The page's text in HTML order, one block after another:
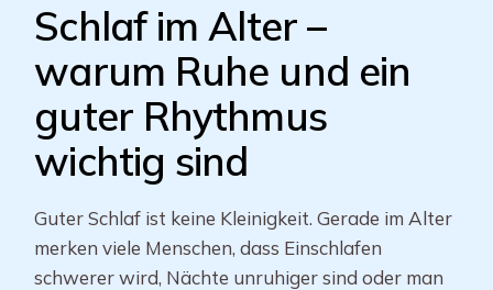
Schlaf im Alter –
warum Ruhe und ein
guter Rhythmus
wichtig sind
Guter Schlaf ist keine Kleinigkeit. Gerade im Alter
merken viele Menschen, dass Einschlafen
schwerer wird, Nächte unruhiger sind oder man